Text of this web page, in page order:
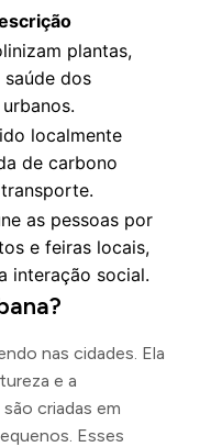
plantas,
saúde dos
localmente
de carbono
as pessoas por
e feiras locais,
interação social.
nas cidades. Ela
e a
criadas em
Esses